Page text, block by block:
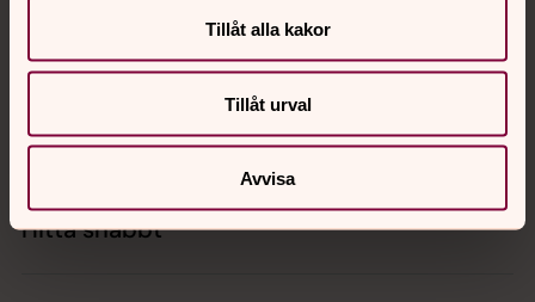
Tillåt alla kakor
Tillåt urval
Avvisa
Kontakt
Kalender
Hitta snabbt